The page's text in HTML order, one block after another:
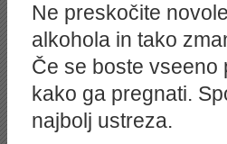
Ne preskočite
alkohola in tako
Če se boste vseeno
kako ga pregnati.
najbolj ustreza.